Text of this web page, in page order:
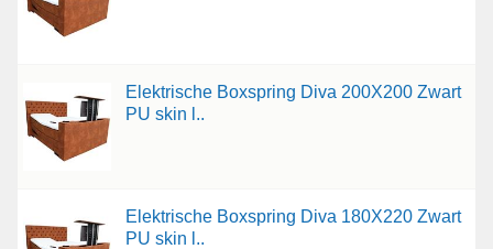
Elektrische Boxspring Diva 200X200 Zwart
PU skin l..
Elektrische Boxspring Diva 180X220 Zwart
PU skin l..